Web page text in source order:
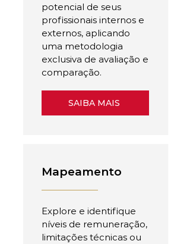
potencial de seus
profissionais internos e
externos, aplicando
uma metodologia
exclusiva de avaliação e
comparação.
SAIBA MAIS
Mapeamento
Explore e identifique
níveis de remuneração,
limitações técnicas ou